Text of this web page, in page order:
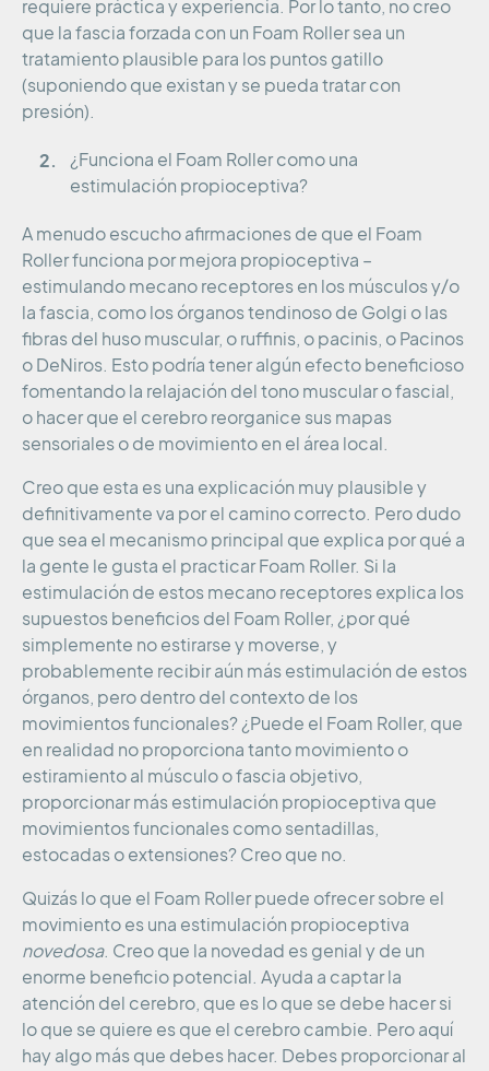
requiere práctica y experiencia. Por lo tanto, no creo
que la fascia forzada con un Foam Roller sea un
tratamiento plausible para los puntos gatillo
(suponiendo que existan y se pueda tratar con
presión).
¿Funciona el Foam Roller como una
estimulación propioceptiva?
A menudo escucho afirmaciones de que el Foam
Roller funciona por mejora propioceptiva –
estimulando mecano receptores en los músculos y/o
la fascia, como los órganos tendinoso de Golgi o las
fibras del huso muscular, o ruffinis, o pacinis, o Pacinos
o DeNiros. Esto podría tener algún efecto beneficioso
fomentando la relajación del tono muscular o fascial,
o hacer que el cerebro reorganice sus mapas
sensoriales o de movimiento en el área local.
Creo que esta es una explicación muy plausible y
definitivamente va por el camino correcto. Pero dudo
que sea el mecanismo principal que explica por qué a
la gente le gusta el practicar Foam Roller. Si la
estimulación de estos mecano receptores explica los
supuestos beneficios del Foam Roller, ¿por qué
simplemente no estirarse y moverse, y
probablemente recibir aún más estimulación de estos
órganos, pero dentro del contexto de los
movimientos funcionales? ¿Puede el Foam Roller, que
en realidad no proporciona tanto movimiento o
estiramiento al músculo o fascia objetivo,
proporcionar más estimulación propioceptiva que
movimientos funcionales como sentadillas,
estocadas o extensiones? Creo que no.
Quizás lo que el Foam Roller puede ofrecer sobre el
movimiento es una estimulación propioceptiva
novedosa. Creo que la novedad es genial y de un
enorme beneficio potencial. Ayuda a captar la
atención del cerebro, que es lo que se debe hacer si
lo que se quiere es que el cerebro cambie. Pero aquí
hay algo más que debes hacer. Debes proporcionar al